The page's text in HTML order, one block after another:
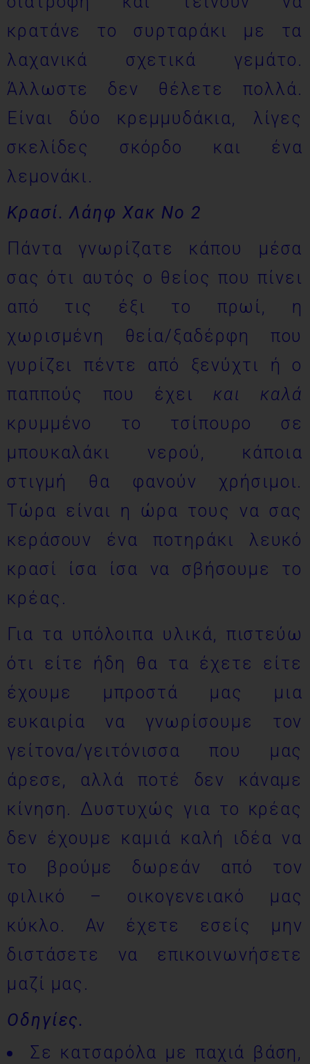
κρατάνε το συρταράκι με τα
λαχανικά σχετικά γεμάτο.
Άλλωστε δεν θέλετε πολλά.
Είναι δύο κρεμμυδάκια, λίγες
σκελίδες σκόρδο και ένα
λεμονάκι.
Κρασί. Λάηφ Χακ Νο 2
Πάντα γνωρίζατε κάπου μέσα
σας ότι αυτός ο θείος που πίνει
από τις έξι το πρωί, η
χωρισμένη θεία/ξαδέρφη που
γυρίζει πέντε από ξενύχτι ή ο
παππούς που έχει και καλά
κρυμμένο το τσίπουρο σε
μπουκαλάκι νερού, κάποια
στιγμή θα φανούν χρήσιμοι.
Τώρα είναι η ώρα τους να σας
κεράσουν ένα ποτηράκι λευκό
κρασί ίσα ίσα να σβήσουμε το
κρέας.
Για τα υπόλοιπα υλικά, πιστεύω
ότι είτε ήδη θα τα έχετε είτε
έχουμε μπροστά μας μια
ευκαιρία να γνωρίσουμε τον
γείτονα/γειτόνισσα που μας
άρεσε, αλλά ποτέ δεν κάναμε
κίνηση. Δυστυχώς για το κρέας
δεν έχουμε καμιά καλή ιδέα να
το βρούμε δωρεάν από τον
φιλικό – οικογενειακό μας
κύκλο. Αν έχετε εσείς μην
διστάσετε να επικοινωνήσετε
μαζί μας.
Οδηγίες.
Σε κατσαρόλα με παχιά βάση,